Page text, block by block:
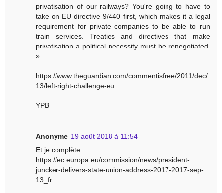
privatisation of our railways? You're going to have to
take on EU directive 9/440 first, which makes it a legal
requirement for private companies to be able to run
train services. Treaties and directives that make
privatisation a political necessity must be renegotiated.
»
https://www.theguardian.com/commentisfree/2011/dec/
13/left-right-challenge-eu
YPB
Anonyme 19 août 2018 à 11:54
Et je complète :
https://ec.europa.eu/commission/news/president-
juncker-delivers-state-union-address-2017-2017-sep-
13_fr